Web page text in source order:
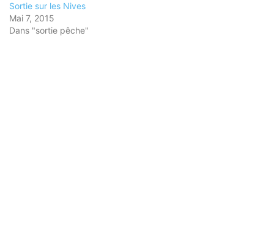
Sortie sur les Nives
Mai 7, 2015
Dans "sortie pêche"